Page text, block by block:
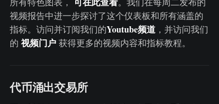
视频报告中进一步探讨了这个仪表板和所有涵盖的
指标。访问并订阅我们的Youtube频道 ，并访问我们
的 视频门户 获得更多的视频内容和指标教程。
代币涌出交易所